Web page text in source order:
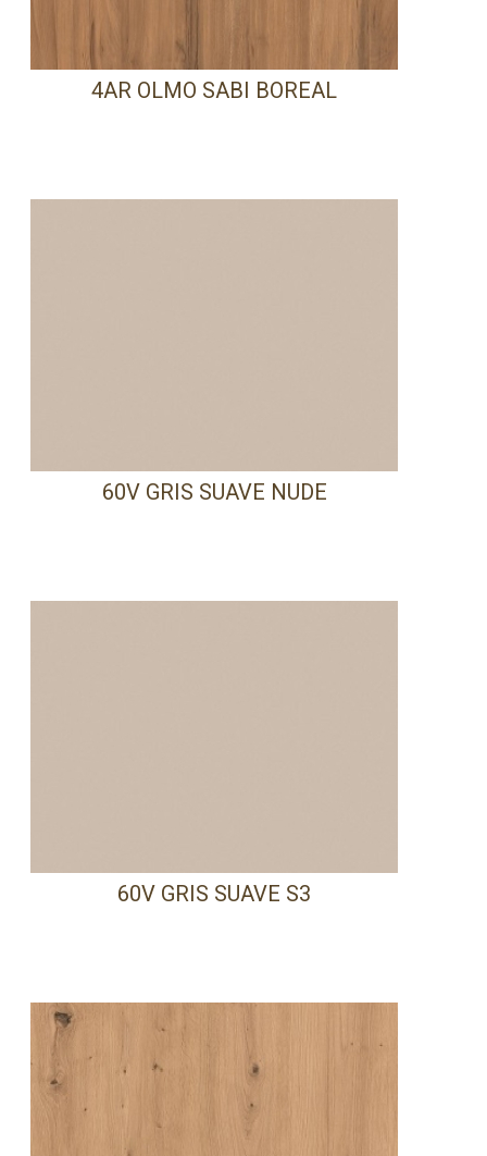
4AR OLMO SABI BOREAL
60V GRIS SUAVE NUDE
60V GRIS SUAVE S3